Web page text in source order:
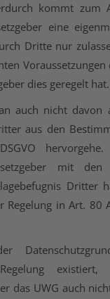
kommt zum
eine
Dritte nur
dies geregelt hat.
auch nicht davon
aus den
mit
Dritter
Regelung in Art. 80
Regelung
das UWG auch